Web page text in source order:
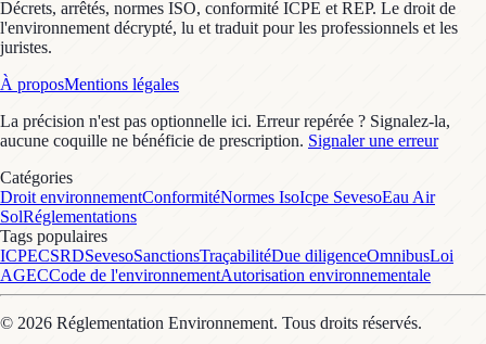
Décrets, arrêtés, normes ISO, conformité ICPE et REP. Le droit de
l'environnement décrypté, lu et traduit pour les professionnels et les
juristes.
À proposMentions légales
La précision n'est pas optionnelle ici. Erreur repérée ? Signalez-la,
aucune coquille ne bénéficie de prescription. Signaler une erreur
Catégories
Droit environnementConformitéNormes IsoIcpe SevesoEau Air
SolRéglementations
Tags populaires
ICPECSRDSevesoSanctionsTraçabilitéDue diligenceOmnibusLoi
AGECCode de l'environnementAutorisation environnementale
© 2026 Réglementation Environnement. Tous droits réservés.